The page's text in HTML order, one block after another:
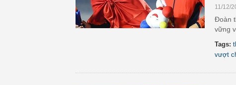
11/12/
Đoàn
vững
Tags:
vượt